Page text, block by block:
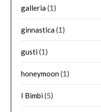
galleria(1)
ginnastica(1)
gusti(1)
honeymoon(1)
I Bimbi(5)